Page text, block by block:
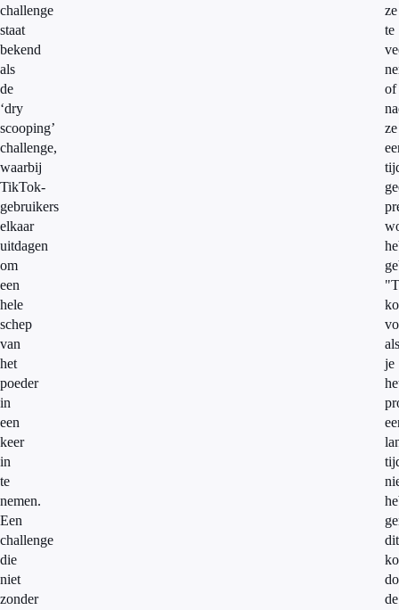
challenge
staat
bekend
als
de
‘dry
scooping’
challenge,
waarbij
TikTok-
gebruikers
elkaar
uitdagen
om
een
hele
schep
van
het
poeder
in
een
keer
in
te
nemen.
Een
challenge
die
niet
zonder
ze
te
of
ze
als
je
dit
de